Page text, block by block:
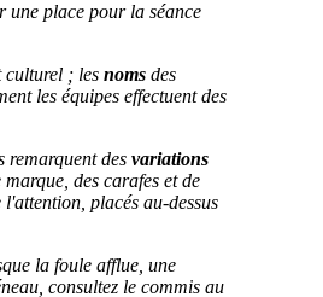
une place pour la séance
culturel ; les noms des
les équipes effectuent des
remarquent des variations
des carafes et de
placés au-dessus
la foule afflue, une
consultez le commis au